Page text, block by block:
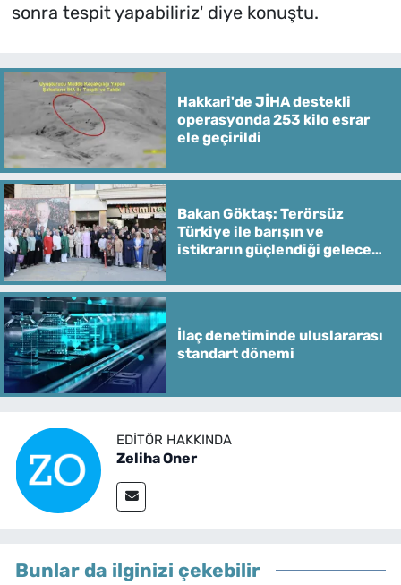
sonra tespit yapabiliriz' diye konuştu.
Hakkari'de JİHA destekli
operasyonda 253 kilo esrar
ele geçirildi
Bakan Göktaş: Terörsüz
Türkiye ile barışın ve
istikrarın güçlendiği gelecek
İlaç denetiminde uluslararası
standart dönemi
EDITÖR HAKKINDA
Zeliha Oner
Bunlar da ilginizi çekebilir